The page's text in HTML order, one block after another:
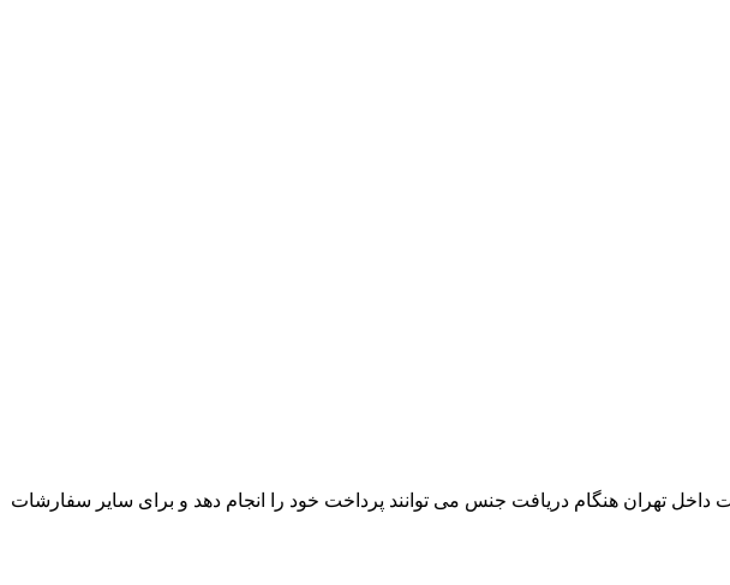
تهران هنگام دریافت جنس می توانند پرداخت خود را انجام دهد و برای سایر سفارشات